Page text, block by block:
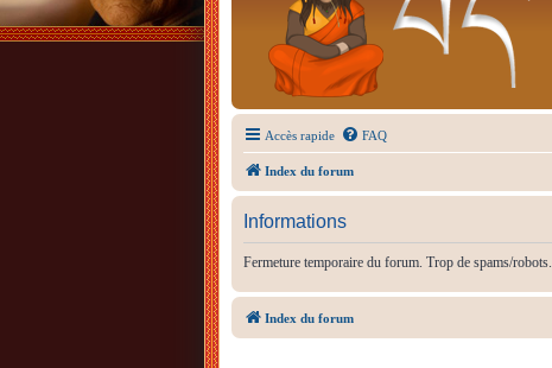
Accès rapide FAQ
Index du forum
Informations
Fermeture temporaire du forum. Trop de spams/robots.
Index du forum